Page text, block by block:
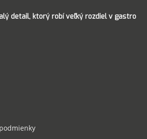
detail, ktorý robí veľký rozdiel v gastro